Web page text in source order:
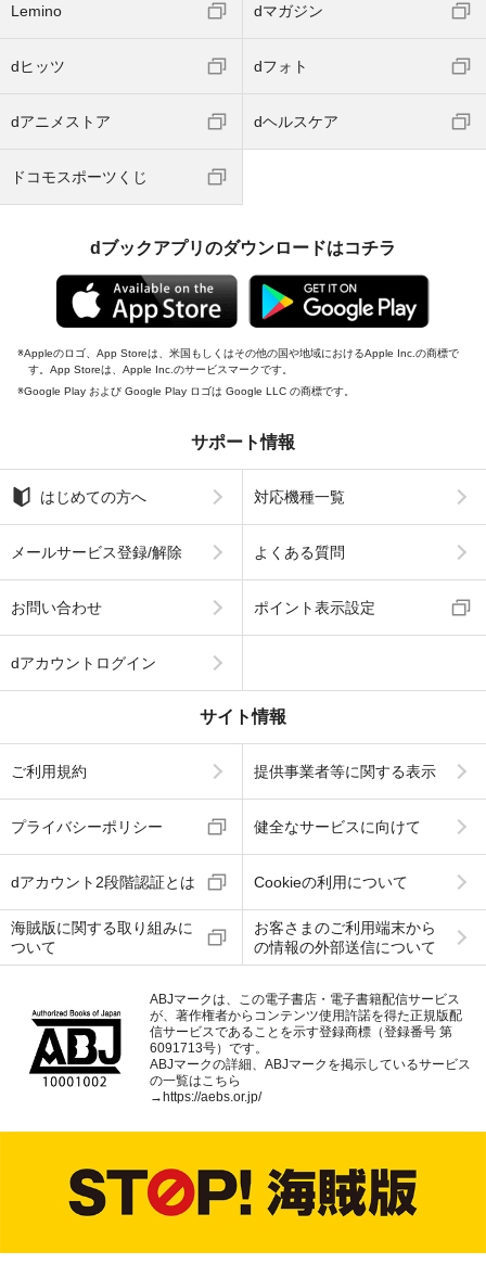
Lemino dマガジン
dヒッツ dフォト
dアニメストア dヘルスケア
ドコモスポーツくじ
dブックアプリのダウンロードはコチラ
Appleのロゴ、App Storeは、米国もしくはその他の国や地域におけるApple Inc.の商標で
す。App Storeは、Apple Inc.のサービスマークです。
Google Play および Google Play ロゴは Google LLC の商標です。
サポート情報
はじめての方へ 対応機種一覧
メールサービス登録/解除 よくある質問
お問い合わせ ポイント表示設定
dアカウントログイン
サイト情報
ご利用規約 提供事業者等に関する表示
プライバシーポリシー 健全なサービスに向けて
dアカウント2段階認証とは Cookieの利用について
海賊版に関する取り組みに
ついて
お客さまのご利用端末から
の情報の外部送信について
ABJマークは、この電子書店・電子書籍配信サービス
が、著作権者からコンテンツ使用許諾を得た正規版配
信サービスであることを示す登録商標（登録番号 第
6091713号）です。
ABJマークの詳細、ABJマークを掲示しているサービス
の一覧はこちら
→https://aebs.or.jp/